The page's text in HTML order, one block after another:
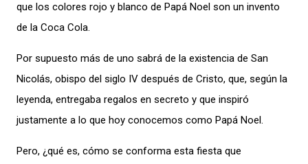
que los colores rojo y blanco de Papá Noel son un invento
de la Coca Cola.
Por supuesto más de uno sabrá de la existencia de San
Nicolás, obispo del siglo IV después de Cristo, que, según la
leyenda, entregaba regalos en secreto y que inspiró
justamente a lo que hoy conocemos como Papá Noel.
Pero, ¿qué es, cómo se conforma esta fiesta que